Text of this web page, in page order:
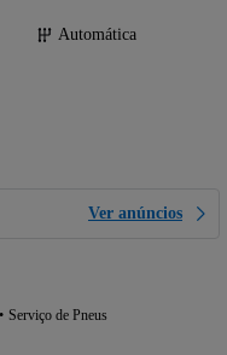
Automática
Ver anúncios
Serviço de Pneus